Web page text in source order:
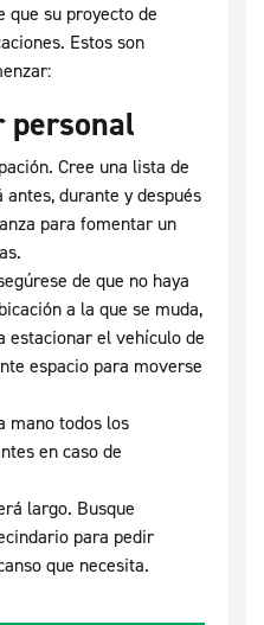
que su proyecto de
Estos son
personal
Cree una lista de
durante y después
para fomentar un
de que no haya
a la que se muda,
estacionar el vehículo de
espacio para moverse
mano todos los
en caso de
largo. Busque
para pedir
que necesita.